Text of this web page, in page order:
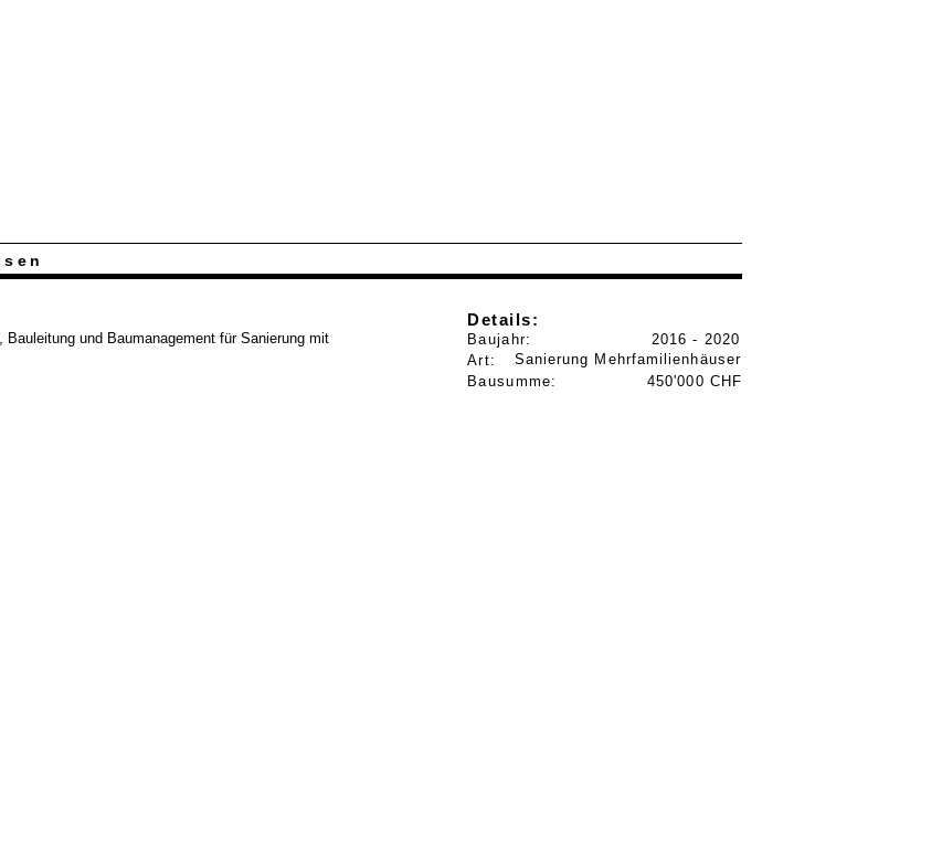
und Baumanagement für Sanierung mit
Details:
Baujahr:
Art:
Bausumme:
Sanierung Mehrfamilienhäuser
450'000 CHF
2016 - 2020